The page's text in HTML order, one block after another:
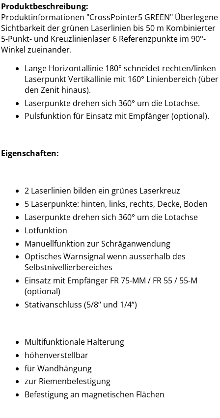
Produktbeschreibung:
Produktinformationen "CrossPointer5 GREEN" Überlegene
Sichtbarkeit der grünen Laserlinien bis 50 m Kombinierter
5-Punkt- und Kreuzlinienlaser 6 Referenzpunkte im 90°-
Winkel zueinander.
Lange Horizontallinie 180° schneidet rechten/linken
Laserpunkt Vertikallinie mit 160° Linienbereich (über
den Zenit hinaus).
Laserpunkte drehen sich 360° um die Lotachse.
Pulsfunktion für Einsatz mit Empfänger (optional).
Eigenschaften:
2 Laserlinien bilden ein grünes Laserkreuz
5 Laserpunkte: hinten, links, rechts, Decke, Boden
Laserpunkte drehen sich 360° um die Lotachse
Lotfunktion
Manuellfunktion zur Schräganwendung
Optisches Warnsignal wenn ausserhalb des
Selbstnivellierbereiches
Einsatz mit Empfänger FR 75-MM / FR 55 / 55-M
(optional)
Stativanschluss (5/8“ und 1/4“)
Multifunktionale Halterung
höhenverstellbar
für Wandhängung
zur Riemenbefestigung
Befestigung an magnetischen Flächen